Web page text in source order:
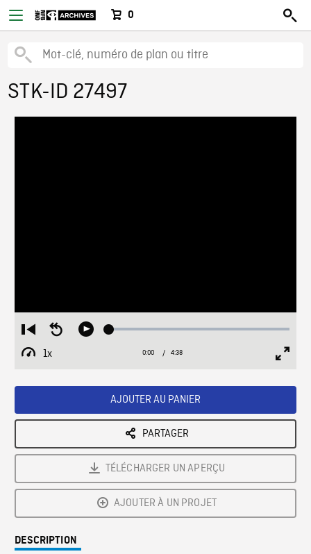
0
STK-ID 27497
Restart
from
beginning
Seek
Play Loaded:
1x
Playback
Current
0:00 / Duration
4:38
AJOUTER AU PANIER
PARTAGER
TÉLÉCHARGER UN APERÇU
AJOUTER À UN PROJET
DESCRIPTION